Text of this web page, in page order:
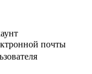
почты